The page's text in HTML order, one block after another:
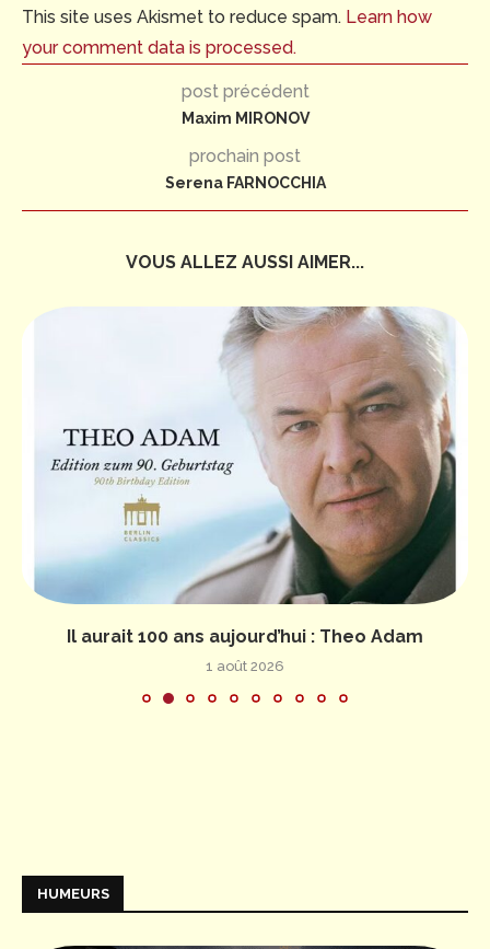
This site uses Akismet to reduce spam. Learn how
your comment data is processed.
post précédent
Maxim MIRONOV
prochain post
Serena FARNOCCHIA
VOUS ALLEZ AUSSI AIMER...
Il aurait 100 ans aujourd’hui : Theo Adam
1 août 2026
HUMEURS